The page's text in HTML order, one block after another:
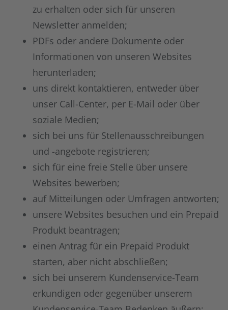
zu erhalten oder sich für unseren
Newsletter anmelden;
PDFs oder andere Dokumente oder
Informationen von unseren Websites
herunterladen;
uns direkt kontaktieren, entweder über
unser Call-Center, per E-Mail oder über
soziale Medien;
sich bei uns für Stellenausschreibungen
und -angebote registrieren;
sich für eine freie Stelle über unsere
Websites bewerben;
auf Mitteilungen oder Umfragen antworten;
unsere Websites besuchen und ein Prepaid
Produkt beantragen;
einen Antrag für ein Prepaid Produkt
starten, aber nicht abschließen;
sich bei unserem Kundenservice-Team
erkundigen oder gegenüber unserem